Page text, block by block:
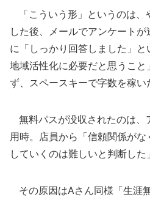
「こういう形」というのは、
した後、メールでアンケート
に「しっかり回答しました」と
地域活性化に必要だと思うこ
ず、スペースキーで字数を稼い
無料パスが没収されたのは、
用時。店員から「信頼関係が
していくのは難しいと判断した
その原因はAさん同様「生涯